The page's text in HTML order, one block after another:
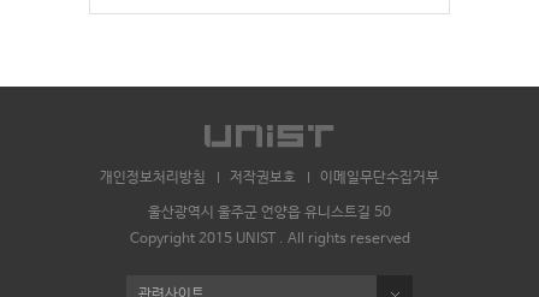
개인정보처리방침 저작권보호 이메일무단수집거부
울산광역시 울주군 언양읍 유니스트길 50
Copyright 2015 UNIST . All rights reserved